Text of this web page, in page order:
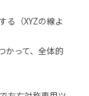
る（XYZの線よ
かって、全体的